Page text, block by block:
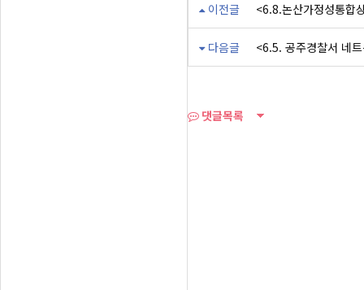
이전글 <6.8.논산가정성통합
다음글 <6.5. 공주경찰서 네
댓글목록